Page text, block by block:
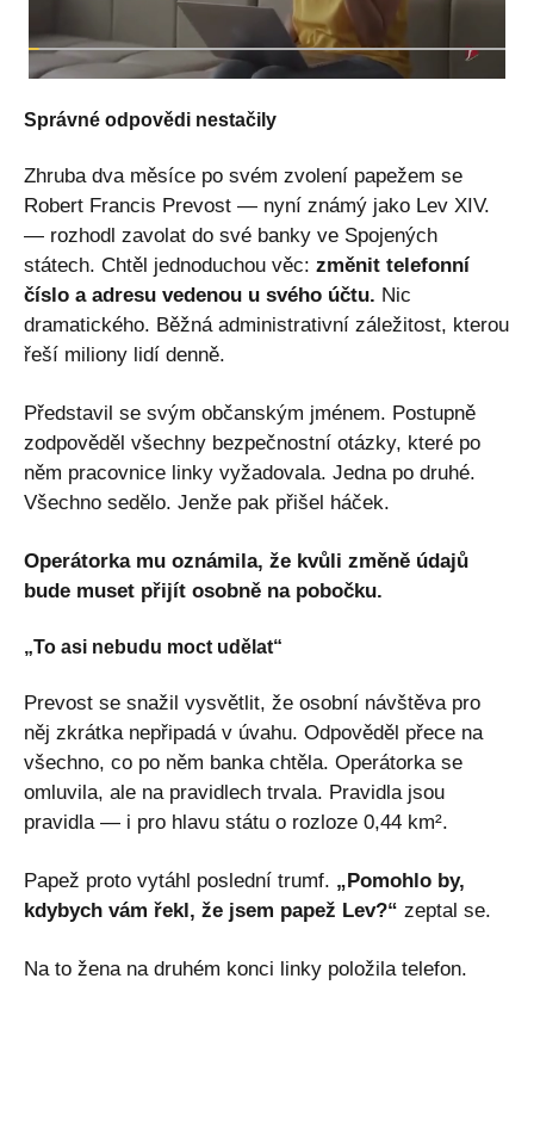
Správné odpovědi nestačily
Zhruba dva měsíce po svém zvolení papežem se
Robert Francis Prevost — nyní známý jako Lev XIV.
— rozhodl zavolat do své banky ve Spojených
státech. Chtěl jednoduchou věc: změnit telefonní
číslo a adresu vedenou u svého účtu. Nic
dramatického. Běžná administrativní záležitost, kterou
řeší miliony lidí denně.
Představil se svým občanským jménem. Postupně
zodpověděl všechny bezpečnostní otázky, které po
něm pracovnice linky vyžadovala. Jedna po druhé.
Všechno sedělo. Jenže pak přišel háček.
Operátorka mu oznámila, že kvůli změně údajů
bude muset přijít osobně na pobočku.
„To asi nebudu moct udělat“
Prevost se snažil vysvětlit, že osobní návštěva pro
něj zkrátka nepřipadá v úvahu. Odpověděl přece na
všechno, co po něm banka chtěla. Operátorka se
omluvila, ale na pravidlech trvala. Pravidla jsou
pravidla — i pro hlavu státu o rozloze 0,44 km².
Papež proto vytáhl poslední trumf. „Pomohlo by,
kdybych vám řekl, že jsem papež Lev?“ zeptal se.
Na to žena na druhém konci linky položila telefon.